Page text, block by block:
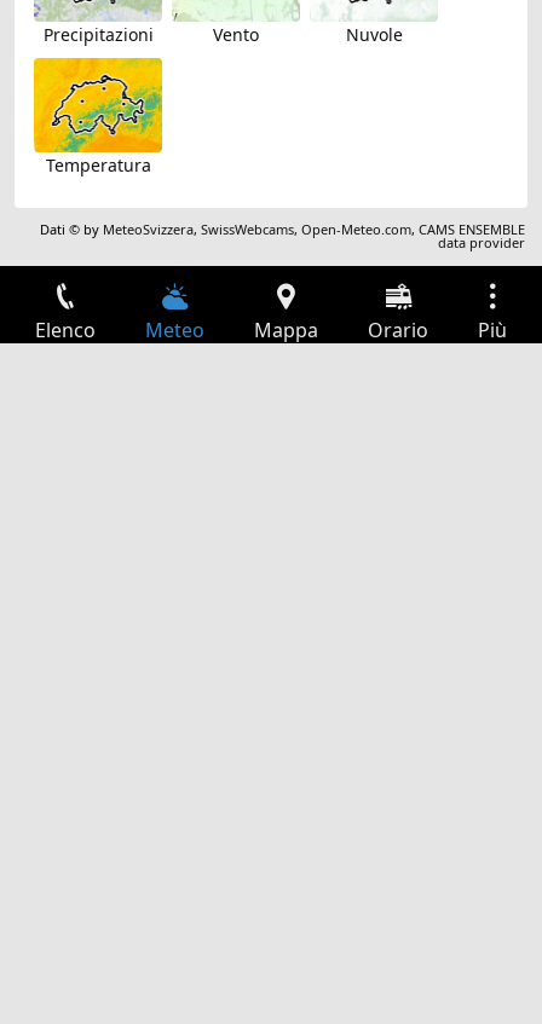
Precipitazioni Vento Nuvole
Temperatura
Dati © by MeteoSvizzera,SwissWebcams,Open-Meteo.com,CAMS ENSEMBLE
data provider
Elenco Meteo Mappa Orario Più